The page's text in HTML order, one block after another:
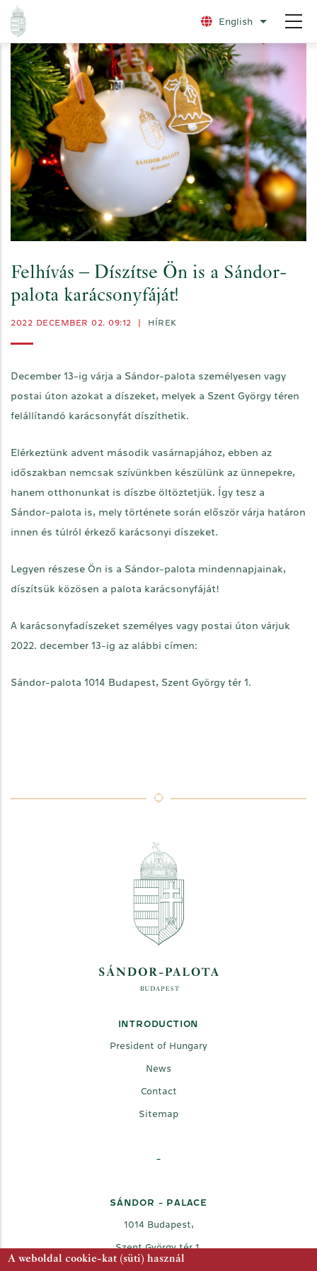
A weboldal cookie-kat (süti) használ
Skip
main
content
English List
Felhívás – Díszítse Ön is a Sándor-
palota karácsonyfáját!
2022 DECEMBER 02. 09:12 HÍREK
December 13-ig várja a Sándor-palota személyesen vagy
postai úton azokat a díszeket, melyek a Szent György téren
felállítandó karácsonyfát díszíthetik.
Elérkeztünk advent második vasárnapjához, ebben az
időszakban nemcsak szívünkben készülünk az ünnepekre,
hanem otthonunkat is díszbe öltöztetjük. Így tesz a
Sándor-palota is, mely története során először várja határon
innen és túlról érkező karácsonyi díszeket.
Legyen részese Ön is a Sándor-palota mindennapjainak,
díszítsük közösen a palota karácsonyfáját!
A karácsonyfadíszeket személyes vagy postai úton várjuk
2022. december 13-ig az alábbi címen:
Sándor-palota 1014 Budapest, Szent György tér 1.
INTRODUCTION
President of Hungary
News
Contact
Sitemap
-
SÁNDOR - PALACE
1014 Budapest,
Szent György tér 1.